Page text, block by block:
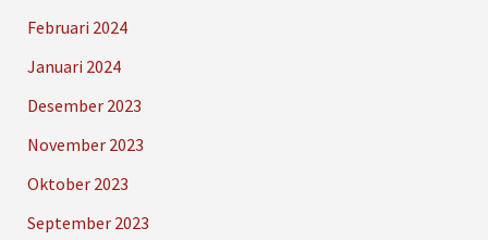
Februari 2024
Januari 2024
Desember 2023
November 2023
Oktober 2023
September 2023